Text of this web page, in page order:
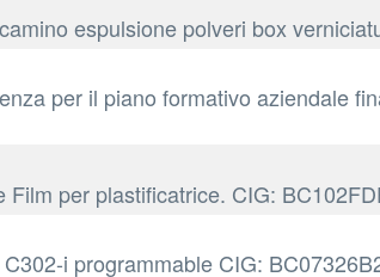
espulsione polveri box
per il piano formativo aziendale
per plastificatrice. CIG:
i programmable CIG: